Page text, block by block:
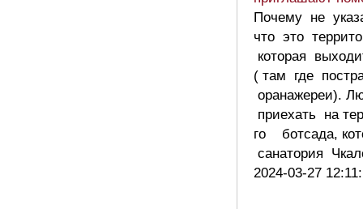
Почему не
что это
которая
( там где
оранажереи).
приехать на
го ботсада,
санатория
2024-03-27